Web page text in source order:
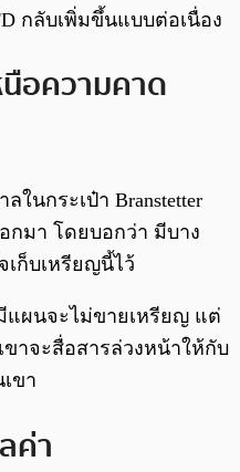
กลับเพิ่มขึ้นแบบต่อเนื่อง
อความคาด
ในกระเป๋า Branstetter
กมา โดยบอกว่า มีบาง
เก็บเหรียญนี้ไว้
มีแผนจะไม่ขายเหรียญ แต่
าจะสื่อสารล่วงหน้าให้กับ
ขา
ค่า